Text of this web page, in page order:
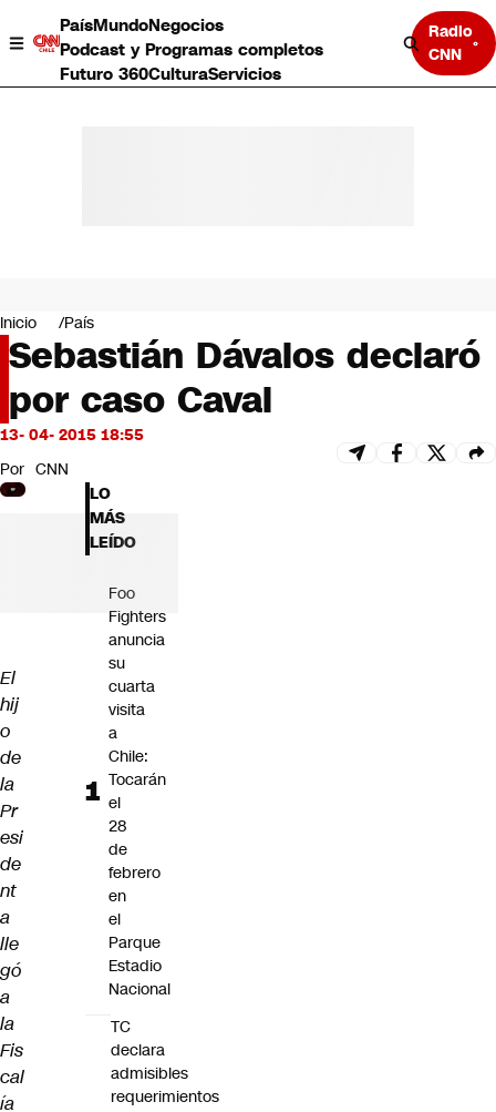
PaísMundoNegocios
Podcast y Programas completos
Futuro 360CulturaServicios
Radio
CNN
Negocios
Deportes
Programas completos
Cultura
Servicios
Bits
CNN Data
CNN tiempo
Futuro 360
Inicio País
Sebastián Dávalos declaró
por caso Caval
13- 04- 2015 18:55
Por CNN
El
hij
o
de
la
Pr
esi
de
nt
a
lle
gó
a
la
Fis
cal
ía
LO
MÁS
LEÍDO
Foo
Fighters
anuncia
su
cuarta
visita
a
Chile:
Tocarán
el
28
de
febrero
en
el
Parque
Estadio
Nacional
TC
declara
admisibles
requerimientos